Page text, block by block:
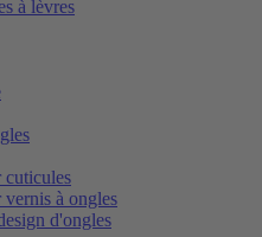
à lèvres
cuticules
à ongles
d'ongles